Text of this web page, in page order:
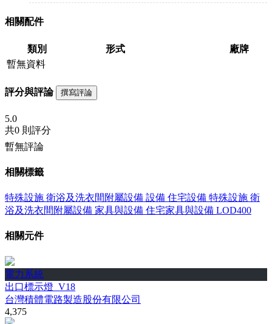
相關配件
類別 形式
廠牌
暫無資料
評分與評論 撰寫評論
5.0
共0 則評分
暫無評論
相關標籤
特殊設施 衛浴及洗衣間附屬設備 設備 住宅設備 特殊設施 衛
浴及洗衣間附屬設備 家具與設備 住宅家具與設備 LOD400
相關元件
電力系統
出口標示燈_V18
台灣積體電路製造股份有限公司
4,375